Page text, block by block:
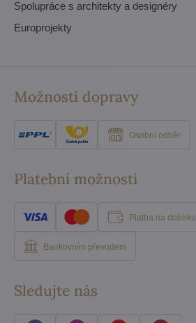
Spolupráce s architekty a designéry
Europrojekty
Možnosti dopravy
Osobní odběr
Platební možnosti
Platba na dobírku
Bankovním převodem
Sledujte nás